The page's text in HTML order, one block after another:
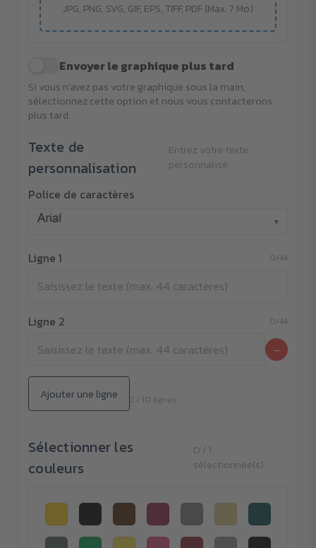
JPG, PNG, SVG, GIF, EPS, TIFF, PDF (Max. 7 Mo)
Envoyer le graphique plus tard
Si vous n'avez pas votre graphique sous la main,
sélectionnez cette option et nous vous contacterons
plus tard.
Texte de
personnalisation
Entrez votre texte
personnalisé
Police de caractères
▾
Ligne 1 0/44
Ligne 2 0/44
−
Ajouter une ligne 2 / 10 lignes
Sélectionner les
couleurs
0 / 1
sélectionnée(s)